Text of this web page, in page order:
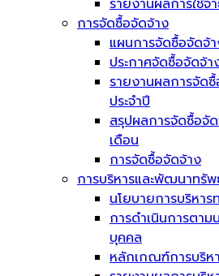
รายงานผลการใช้จ่
การจัดซื้อจัดจ้าง
แผนการจัดซื้อจัดจ้
ประกาศจัดซื้อจัดจ้า
รายงานผลการจัด
ประจำปี
สรุปผลการจัดซื้อจั
เดือน
การจัดซื้อจัดจ้าง
การบริหารและพัฒนาทรั
นโยบายการบริหา
การดำเนินการตา
บุคคล
หลักเกณฑ์การบริห